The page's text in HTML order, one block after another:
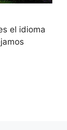
el idioma